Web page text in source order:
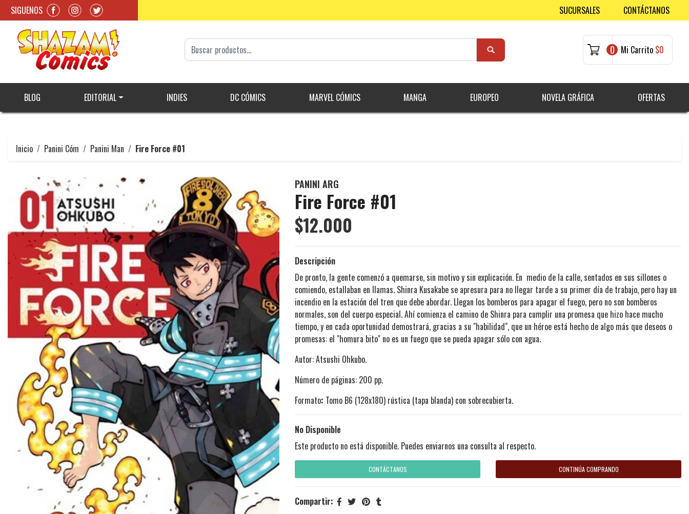
SIGUENOS SUCURSALES CONTÁCTANOS
0 Mi Carrito $0
BLOG EDITORIAL INDIES DC CÓMICS MARVEL CÓMICS MANGA EUROPEO NOVELA GRÁFICA OFERTAS
Inicio Panini Cóm Panini Man Fire Force #01
PANINI ARG
Fire Force #01
$12.000
Descripción
De pronto, la gente comenzó a quemarse, sin motivo y sin explicación. En medio de la calle, sentados en sus sillones o
comiendo, estallaban en llamas. Shinra Kusakabe se apresura para no llegar tarde a su primer día de trabajo, pero hay un
incendio en la estación del tren que debe abordar. Llegan los bomberos para apagar el fuego, pero no son bomberos
normales, son del cuerpo especial. Ahí comienza el camino de Shinra para cumplir una promesa que hizo hace mucho
tiempo, y en cada oportunidad demostrará, gracias a su "habilidad", que un héroe está hecho de algo más que deseos o
promesas: el "homura bito" no es un fuego que se pueda apagar sólo con agua.
Autor: Atsushi Ohkubo.
Número de páginas: 200 pp.
Formato: Tomo B6 (128x180) rústica (tapa blanda) con sobrecubierta.
No Disponible
Este producto no está disponible. Puedes enviarnos una consulta al respecto.
CONTÁCTANOS CONTINÚA COMPRANDO
Compartir: